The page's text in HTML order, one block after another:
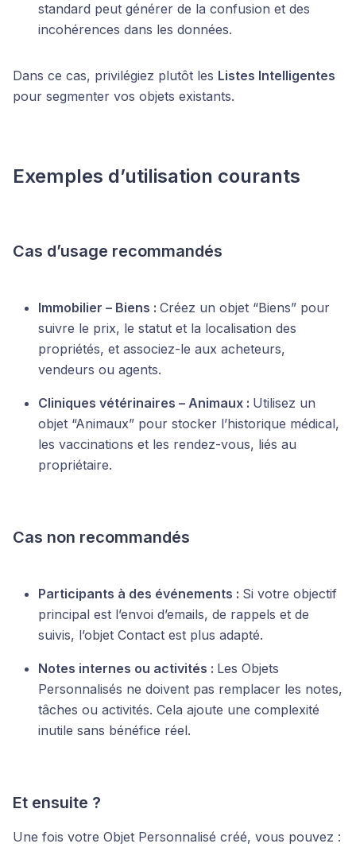
standard peut générer de la confusion et des
incohérences dans les données.
Dans ce cas, privilégiez plutôt les Listes Intelligentes
pour segmenter vos objets existants.
Exemples d’utilisation courants
Cas d’usage recommandés
Immobilier – Biens : Créez un objet “Biens” pour
suivre le prix, le statut et la localisation des
propriétés, et associez-le aux acheteurs,
vendeurs ou agents.
Cliniques vétérinaires – Animaux : Utilisez un
objet “Animaux” pour stocker l’historique médical,
les vaccinations et les rendez-vous, liés au
propriétaire.
Cas non recommandés
Participants à des événements : Si votre objectif
principal est l’envoi d’emails, de rappels et de
suivis, l’objet Contact est plus adapté.
Notes internes ou activités : Les Objets
Personnalisés ne doivent pas remplacer les notes,
tâches ou activités. Cela ajoute une complexité
inutile sans bénéfice réel.
Et ensuite ?
Une fois votre Objet Personnalisé créé, vous pouvez :